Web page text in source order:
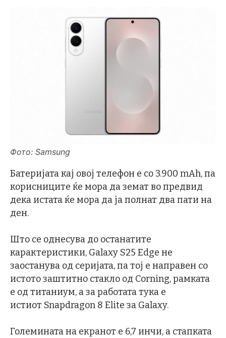
Фото: Samsung
Батеријата кај овој телефон е со 3.900 mAh, па
корисниците ќе мора да земат во предвид
дека истата ќе мора да ја полнат два пати на
ден.
Што се однесува до останатите
карактеристики, Galaxy S25 Edge не
заостанува од серијата, па тој е направен со
истото заштитно стакло од Corning, рамката
е од титаниум, а за работата тука е
истиот Snapdragon 8 Elite за Galaxy.
Големината на екранот е 6,7 инчи, а стапката